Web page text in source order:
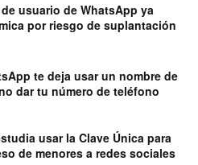
usuario de WhatsApp ya
por riesgo de suplantación
te deja usar un nombre de
dar tu número de teléfono
usar la Clave Única para
de menores a redes sociales